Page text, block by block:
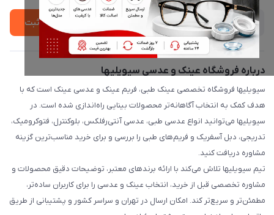
ثبت
درباره فروشگاه عینک و عدسی سیویلیها
سیویلیها فروشگاه تخصصی عینک طبی، فریم عینک و عدسی عینک است که با
هدف کمک به انتخاب آگاهانه‌تر محصولات بینایی راه‌اندازی شده است. در
سیویلیها می‌توانید انواع عدسی طبی، عدسی آنتی‌رفلکس، بلوکنترل، فتوکرومیک،
تدریجی، دبل آسفریک و فریم‌های طبی را بررسی و برای خرید مناسب‌ترین گزینه
مشاوره دریافت کنید.
تیم سیویلیها تلاش می‌کند با ارائه برندهای معتبر، توضیحات دقیق محصولات و
مشاوره تخصصی قبل از خرید، انتخاب عینک و عدسی را برای کاربران ساده‌تر،
مطمئن‌تر و سریع‌تر کند. امکان ارسال در تهران و سراسر کشور و پشتیبانی از طریق